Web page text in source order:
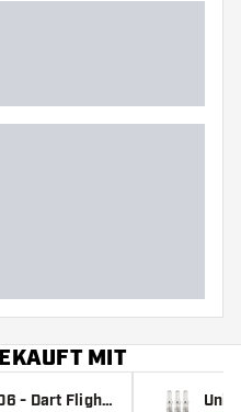
MIT
- Dart Flight